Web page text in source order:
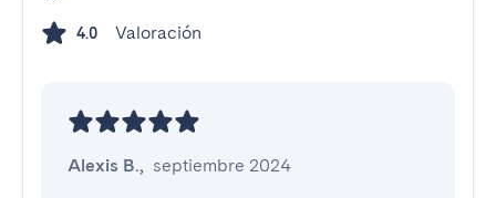
4.0 Valoración
Alexis B., septiembre 2024